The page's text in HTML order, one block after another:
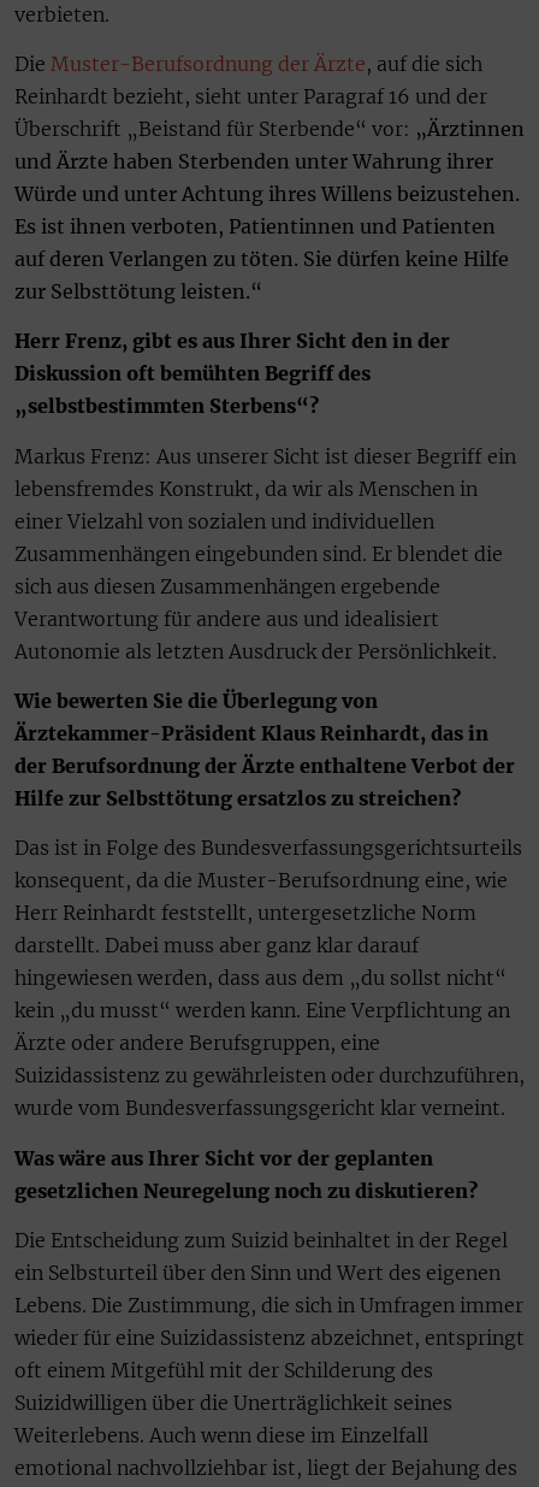
verbieten.
Die Muster-Berufsordnung der Ärzte, auf die sich
Reinhardt bezieht, sieht unter Paragraf 16 und der
Überschrift „Beistand für Sterbende“ vor: „Ärztinnen
und Ärzte haben Sterbenden unter Wahrung ihrer
Würde und unter Achtung ihres Willens beizustehen.
Es ist ihnen verboten, Patientinnen und Patienten
auf deren Verlangen zu töten. Sie dürfen keine Hilfe
zur Selbsttötung leisten.“
Herr Frenz, gibt es aus Ihrer Sicht den in der
Diskussion oft bemühten Begriff des
„selbstbestimmten Sterbens“?
Markus Frenz: Aus unserer Sicht ist dieser Begriff ein
lebensfremdes Konstrukt, da wir als Menschen in
einer Vielzahl von sozialen und individuellen
Zusammenhängen eingebunden sind. Er blendet die
sich aus diesen Zusammenhängen ergebende
Verantwortung für andere aus und idealisiert
Autonomie als letzten Ausdruck der Persönlichkeit.
Wie bewerten Sie die Überlegung von
Ärztekammer-Präsident Klaus Reinhardt, das in
der Berufsordnung der Ärzte enthaltene Verbot der
Hilfe zur Selbsttötung ersatzlos zu streichen?
Das ist in Folge des Bundesverfassungsgerichtsurteils
konsequent, da die Muster-Berufsordnung eine, wie
Herr Reinhardt feststellt, untergesetzliche Norm
darstellt. Dabei muss aber ganz klar darauf
hingewiesen werden, dass aus dem „du sollst nicht“
kein „du musst“ werden kann. Eine Verpflichtung an
Ärzte oder andere Berufsgruppen, eine
Suizidassistenz zu gewährleisten oder durchzuführen,
wurde vom Bundesverfassungsgericht klar verneint.
Was wäre aus Ihrer Sicht vor der geplanten
gesetzlichen Neuregelung noch zu diskutieren?
Die Entscheidung zum Suizid beinhaltet in der Regel
ein Selbsturteil über den Sinn und Wert des eigenen
Lebens. Die Zustimmung, die sich in Umfragen immer
wieder für eine Suizidassistenz abzeichnet, entspringt
oft einem Mitgefühl mit der Schilderung des
Suizidwilligen über die Unerträglichkeit seines
Weiterlebens. Auch wenn diese im Einzelfall
emotional nachvollziehbar ist, liegt der Bejahung des